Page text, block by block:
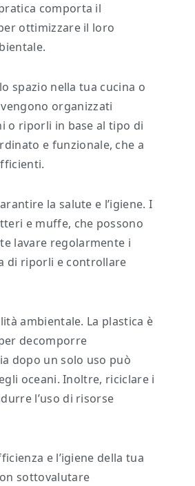
comporta il
ottimizzare il loro
spazio nella tua cucina o
organizzati
o riporli in base al tipo di
e funzionale, che a
la salute e l’igiene. I
e muffe, che possono
lavare regolarmente i
di riporli e controllare
ambientale. La plastica è
decomporre
dopo un solo uso può
oceani. Inoltre, riciclare i
l’uso di risorse
e l’igiene della tua
sottovalutare